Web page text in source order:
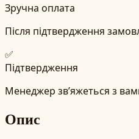
Зручна оплата
Після підтвердження
✅
Підтвердження
Менеджер зв’яжеться з
Опис